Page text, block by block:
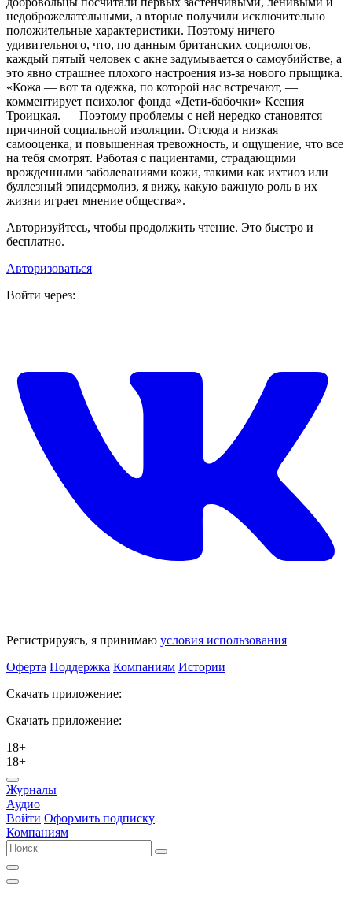
недоброжелательными, а вторые получили исключительно
положительные характеристики. Поэтому ничего
удивительного, что, по данным британских социологов,
каждый пятый человек с акне задумывается о самоубийстве, а
это явно страшнее плохого настроения из-за нового прыщика.
«Кожа — вот та одежка, по которой нас встречают, —
комментирует психолог фонда «Дети-бабочки» Ксения
Троицкая. — Поэтому проблемы с ней нередко становятся
причиной социальной изоляции. Отсюда и низкая
самооценка, и повышенная тревожность, и ощущение, что все
на тебя смотрят. Работая с пациентами, страдающими
врожденными заболеваниями кожи, такими как ихтиоз или
буллезный эпидермолиз, я вижу, какую важную роль в их
жизни играет мнение общества».
Авторизуйтесь, чтобы продолжить чтение. Это быстро и
бесплатно.
Авторизоваться
Войти через:
Регистрируясь, я принимаю условия использования
Оферта Поддержка Компаниям Истории
Скачать приложение:
Скачать приложение:
18+
18+
Журналы
Аудио
Войти Оформить подписку
Компаниям